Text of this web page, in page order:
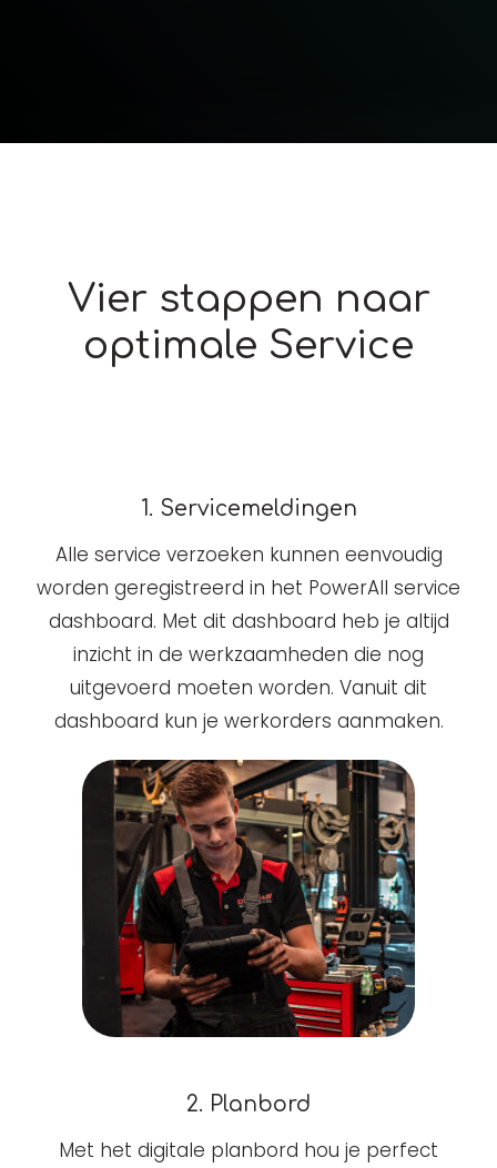
Vier stappen naar
optimale Service
1. Servicemeldingen
Alle service verzoeken kunnen eenvoudig
worden geregistreerd in het PowerAll service
dashboard. Met dit dashboard heb je altijd
inzicht in de werkzaamheden die nog
uitgevoerd moeten worden. Vanuit dit
dashboard kun je werkorders aanmaken.
2. Planbord
Met het digitale planbord hou je perfect